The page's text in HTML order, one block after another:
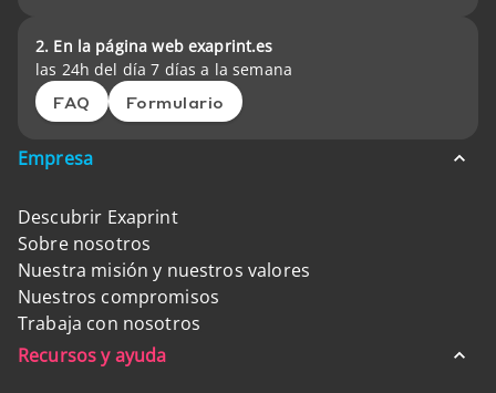
2. En la página web exaprint.es
las 24h del día 7 días a la semana
FAQ Formulario
Empresa
Descubrir Exaprint
Sobre nosotros
Nuestra misión y nuestros valores
Nuestros compromisos
Trabaja con nosotros
Recursos y ayuda